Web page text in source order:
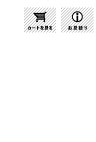
インテリア照明の通信販売【ライ